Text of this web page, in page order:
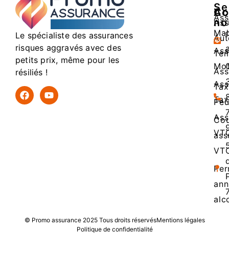
Le spécialiste des assurances
risques aggravés avec des
petits prix, même pour les
résiliés !
© Promo assurance 2025 Tous droits réservésMentions légales
Politique de confidentialité